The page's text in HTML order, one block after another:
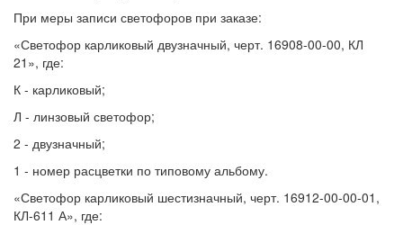
При меры записи светофоров при заказе:
«Светофор карликовый двузначный, черт. 16908-00-00, КЛ
21», где:
К - карликовый;
Л - линзовый светофор;
2 - двузначный;
1 - номер расцветки по типовому альбому.
«Светофор карликовый шестизначный, черт. 16912-00-00-01,
КЛ-611 А», где: